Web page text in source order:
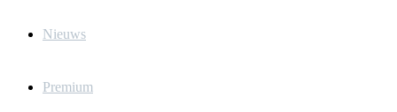
Nieuws
Premium